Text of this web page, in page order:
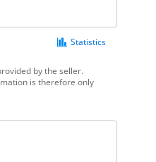
Statistics
by the seller.
is therefore only